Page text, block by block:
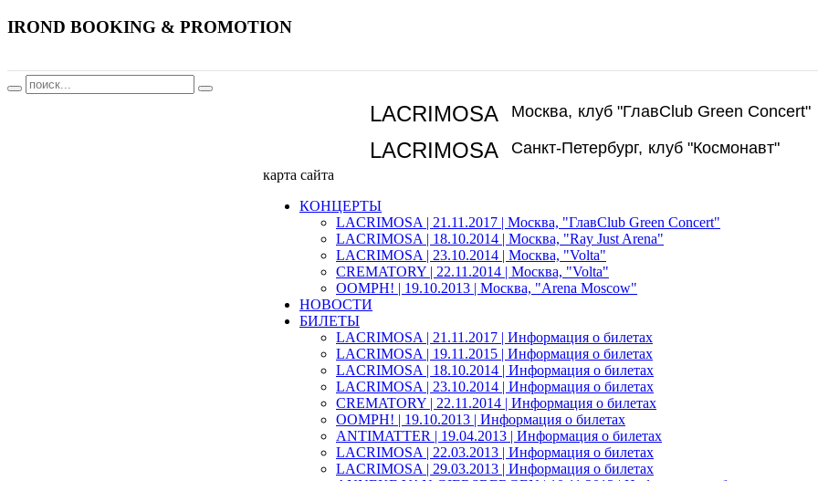
IROND BOOKING & PROMOTION
LACRIMOSA Москва, клуб "ГлавClub Green Concert"
LACRIMOSA Санкт-Петербург, клуб "Космонавт"
карта сайта
КОНЦЕРТЫ
LACRIMOSA | 21.11.2017 | Москва, "ГлавClub Green Concert"
LACRIMOSA | 18.10.2014 | Москва, "Ray Just Arena"
LACRIMOSA | 23.10.2014 | Москва, "Volta"
CREMATORY | 22.11.2014 | Москва, "Volta"
OOMPH! | 19.10.2013 | Москва, "Arena Moscow"
НОВОСТИ
БИЛЕТЫ
LACRIMOSA | 21.11.2017 | Информация о билетах
LACRIMOSA | 19.11.2015 | Информация о билетах
LACRIMOSA | 18.10.2014 | Информация о билетах
LACRIMOSA | 23.10.2014 | Информация о билетах
CREMATORY | 22.11.2014 | Информация о билетах
OOMPH! | 19.10.2013 | Информация о билетах
ANTIMATTER | 19.04.2013 | Информация о билетах
LACRIMOSA | 22.03.2013 | Информация о билетах
LACRIMOSA | 29.03.2013 | Информация о билетах